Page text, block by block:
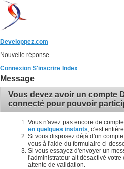
Developpez.com
Nouvelle réponse
Connexion S'inscrire Index
Message
Vous devez avoir un compte
connecté pour pouvoir
Vous n'avez pas encore de
en quelques instants , c'est
Si vous disposez déjà d'un
vous à l'aide du formulaire ci-
Si vous essayez d'envoyer un
l'administrateur ait désactivé
attente de validation.